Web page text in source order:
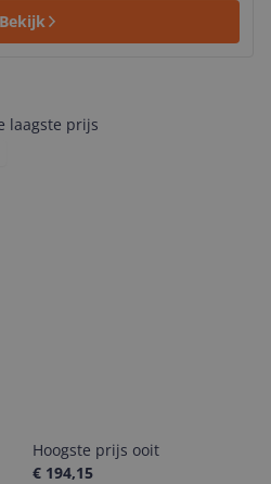
Bekijk
laagste prijs
Hoogste prijs ooit
€ 194,15